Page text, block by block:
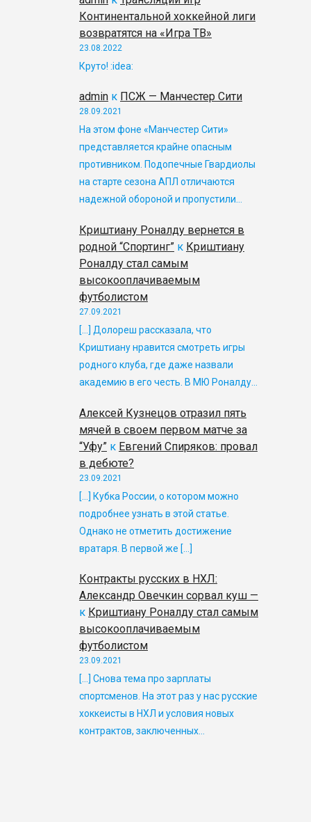
Континентальной хоккейной лиги
возвратятся на «Игра ТВ»
23.08.2022
Круто! :idea:
admin к ПСЖ — Манчестер Сити
28.09.2021
На этом фоне «Манчестер Сити»
представляется крайне опасным
противником. Подопечные Гвардиолы
на старте сезона АПЛ отличаются
надежной обороной и пропустили…
Криштиану Роналду вернется в
родной “Спортинг” к Криштиану
Роналду стал самым
высокооплачиваемым
футболистом
27.09.2021
[…] Долореш рассказала, что
Криштиану нравится смотреть игры
родного клуба, где даже назвали
академию в его честь. В МЮ Роналду…
Алексей Кузнецов отразил пять
мячей в своем первом матче за
“Уфу” к Евгений Спиряков: провал
в дебюте?
23.09.2021
[…] Кубка России, о котором можно
подробнее узнать в этой статье.
Однако не отметить достижение
вратаря. В первой же […]
Контракты русских в НХЛ:
Александр Овечкин сорвал куш —
к Криштиану Роналду стал самым
высокооплачиваемым
футболистом
23.09.2021
[…] Снова тема про зарплаты
спортсменов. На этот раз у нас русские
хоккеисты в НХЛ и условия новых
контрактов, заключенных…